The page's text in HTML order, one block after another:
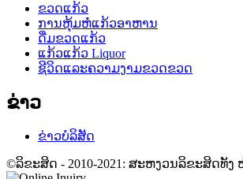
ຂວດແກ້ວ
ການຫຸ້ມຫໍ່ແກ້ວອາຫານ
ດື່ມຂວດແກ້ວ
ແກ້ວແກ້ວ Liquor
ຊີວິດແລະຄວາມງາມຂວດຂວດ
ຂ່າວ
ຂ່າວບໍລິສັດ
©ລິຂະສິດ - 2010-2021: ສະຫງວນລິຂະສິດທັງ